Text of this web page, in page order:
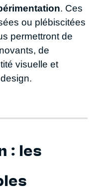
. Ces
ou plébiscitées
permettront de
de
visuelle et
: les